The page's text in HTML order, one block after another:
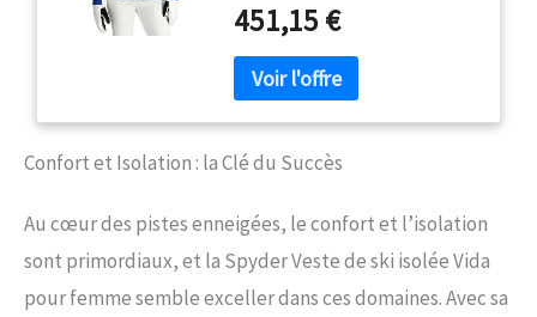
(80 g) Fermetures éclair YKK
Capuche fixe avec bordure en
fausse fourrure qui s'adapte à la
plupart des casques
451,15 €
Confort et Isolation : la Clé du Succès
Au cœur des pistes enneigées, le confort et l’isolation
sont primordiaux, et la Spyder Veste de ski isolée Vida
pour femme semble exceller dans ces domaines. Avec sa